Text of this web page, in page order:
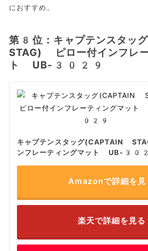
におすすめ。
第8位：キャプテンスタッ
STAG) ピロー付インフレ
ト UB-3029
キャプテンスタッグ(CAPTAIN
ンフレーティングマット UB-
Amazonで詳細を見
楽天で詳細を見る